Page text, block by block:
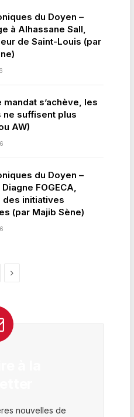
du Doyen –
à Alhassane Sall,
de Saint-Louis (par
mandat s’achève, les
ne suffisent plus
AW)
du Doyen –
FOGECA,
des initiatives
(par Majib Sène)
Next
nouvelles de